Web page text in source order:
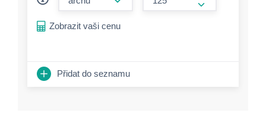
form.increase-
Zobrazit vaši cenu
Přidat do seznamu